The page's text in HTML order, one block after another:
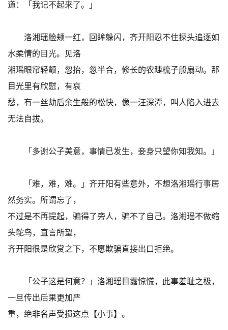
道：「我记不起来了。」
洛湘瑶脸颊一红，回眸躲闪，齐开阳忍不住探头追逐如
水柔情的目光。见洛
湘瑶眼帘轻颤，忽抬，忽半合，修长的农睫梳子般扇动。那
目光里有欣慰，有哀
愁，有一丝劫后余生般的松快，像一汪深潭，叫人陷入进去
无法自拔。
「多谢公子美意，事情已发生，妾身只望你知我知。」
「难，难，难。」齐开阳有些意外，不想洛湘瑶行事居
然务实。所谓忘了，
不过是不再提起，骗得了旁人，骗不了自己。洛湘瑶不做缩
头鸵鸟，直言所望，
齐开阳很是欣赏之下，不愿欺骗直接出口拒绝。
「公子这是何意？」洛湘瑶目露惊慌，此事羞耻之极，
一旦传出后果更加严
重，绝非名声受损这点【小事】。